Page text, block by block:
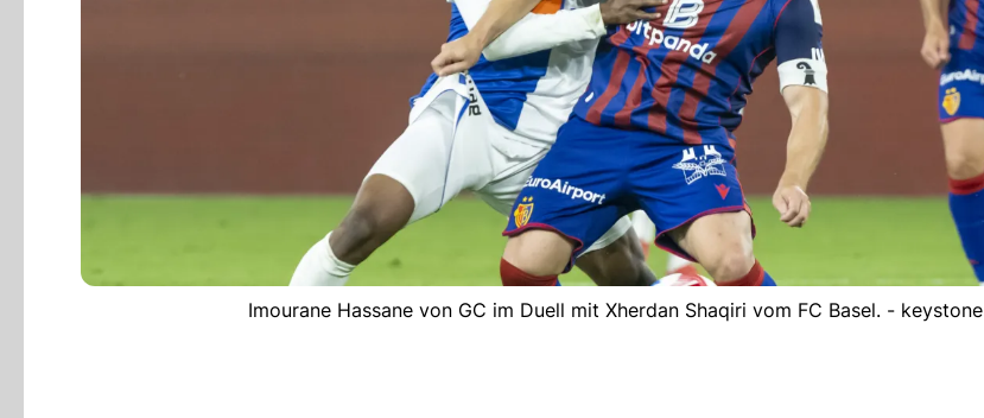
Imourane Hassane von GC im Duell mit Xherdan Shaqiri vom FC Basel. - keystone